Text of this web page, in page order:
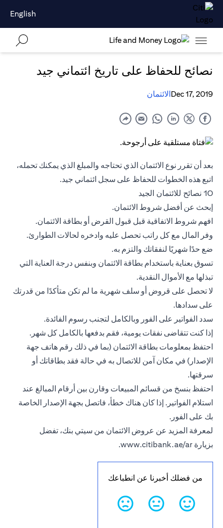
English
نصائح للحفاظ على تاريخ ائتماني جيد
Dec 17, 2019الائتمان
بعد أن تقرر نوع الائتمان الذي تحتاجه والمبلغ الذي يمكنك تحمله،
اتبع هذه الخطوات للحفاظ على سجل ائتماني جيد.
10 نصائح للائتمان الجيد
إبحث عن أفضل شروط الائتمان.
افهم شروط الاتفاقية قبل قبول القرض أو بطاقة الائتمان.
وفر المال مع كل راتب تحصل عليه وادخره لحالات الطوارئ.
ضع حدًا شهريًا لنفقاتك والتزم به.
تسوق بعناية باستخدام بطاقة الائتمان وبنفس درجة العناية التي
تبذلها مع الأموال النقدية.
لا تحصل على قروض أو سلف شهرية ما لم تكن متأكدًا من قدرتك
على سدادها.
سدد الفواتير على الفور وبالكامل لتجنب رسوم الفائدة.
إذا كنت تتقاضى نفقات يومية، فقم بدفعها بالكامل كل شهر.
احتفظ بمعلومات بطاقة الائتمان (بما في ذلك رقم هاتف جهة
الإصدار) في مكان آمن للاتصال به في حالة فقد بطاقاتك أو
سرقتها.
احتفظ بنسخ من قسائم المبيعات وقارن بين أرقام المبالغ عند
استلام الفواتير. إذا كان هناك خطأ، فاتصل بجهة الإصدار الخاصة
بك على الفور.
لمعرفة المزيد عن عروض الائتمان من سيتي بنك، تفضل
بزيارة www.citibank.ae/ar
.
من فضلك أخبرنا عن انطباعك